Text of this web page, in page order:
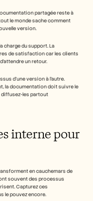
partagée reste à
le monde sache comment
version.
charge du support. La
de satisfaction car les clients
un retour.
d'une version à l'autre.
la documentation doit suivre le
diffusez-les partout
interne pour
en cauchemars de
souvent des processus
Capturez ces
le pouvez encore.